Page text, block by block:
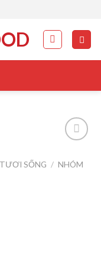
wishlist
SỐNG / NHÓM